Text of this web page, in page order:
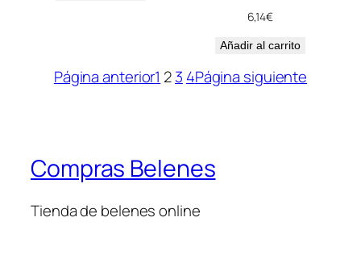
6,14€
Añadir al carrito
Página anterior1 23 4Página siguiente
Compras Belenes
Tienda de belenes online